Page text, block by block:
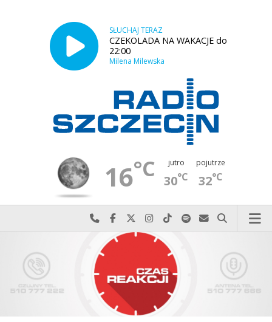
SŁUCHAJ TERAZ
CZEKOLADA NA WAKACJE do
22:00
Milena Milewska
16°C jutro
30°C
pojutrze
32°C
Najlepiej po prostu do nas zadzwoń
Odwiedź nas na Facebook-u
Odwiedź nas na X
Odwiedź nas na Instagram-ie
Odwiedź nas na TikTok-u
Szukaj nas na Spotify
Wyślij do nas
Szukaj